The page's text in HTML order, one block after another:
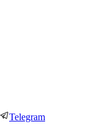
Telegram